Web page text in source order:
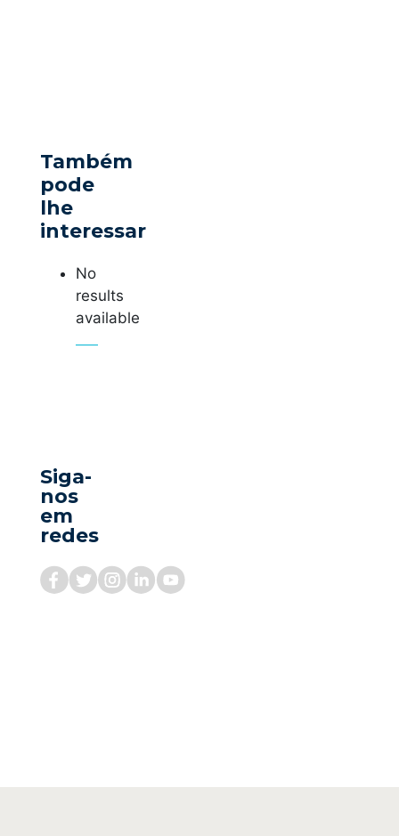
Também
pode
lhe
interessar
No
results
available
Siga-
nos
em
redes